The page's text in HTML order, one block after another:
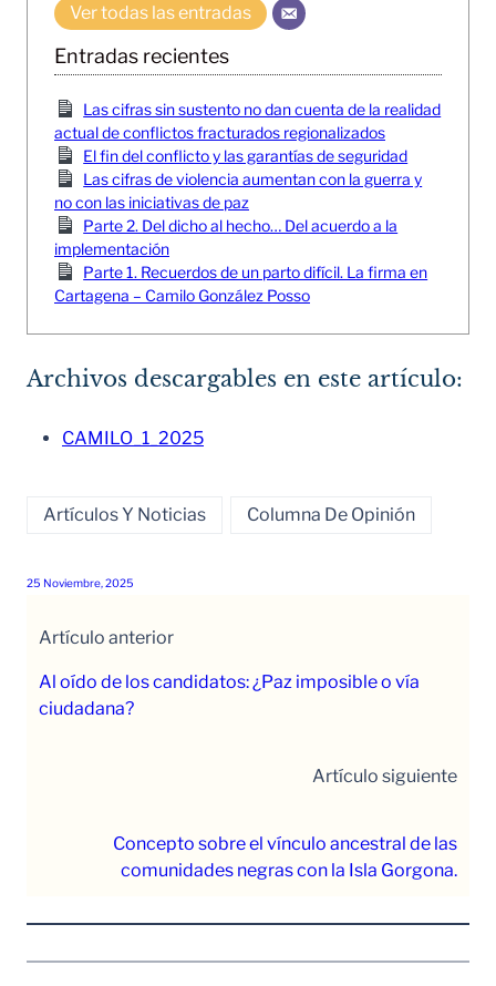
Ver todas las entradas
Entradas recientes
Las cifras sin sustento no dan cuenta de la realidad
actual de conflictos fracturados regionalizados
El fin del conflicto y las garantías de seguridad
Las cifras de violencia aumentan con la guerra y
no con las iniciativas de paz
Parte 2. Del dicho al hecho… Del acuerdo a la
implementación
Parte 1. Recuerdos de un parto difícil. La firma en
Cartagena – Camilo González Posso
Archivos descargables en este artículo:
CAMILO_1_2025
Artículos Y Noticias Columna De Opinión
25 Noviembre, 2025
Artículo anterior
Al oído de los candidatos: ¿Paz imposible o vía
ciudadana?
Artículo siguiente
Concepto sobre el vínculo ancestral de las
comunidades negras con la Isla Gorgona.